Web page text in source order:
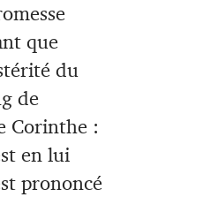
que
du
de
Corinthe :
en lui
prononcé